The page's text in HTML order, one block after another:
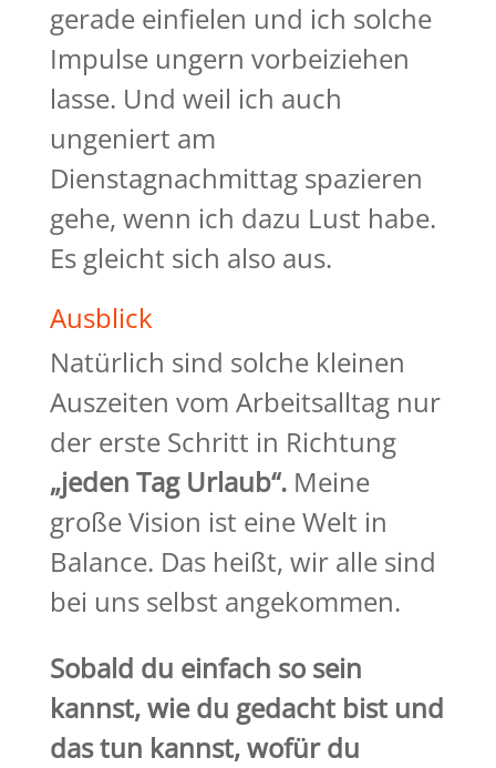
gerade einfielen und ich solche
Impulse ungern vorbeiziehen
lasse. Und weil ich auch
ungeniert am
Dienstagnachmittag spazieren
gehe, wenn ich dazu Lust habe.
Es gleicht sich also aus.
Ausblick
Natürlich sind solche kleinen
Auszeiten vom Arbeitsalltag nur
der erste Schritt in Richtung
„jeden Tag Urlaub“.Meine
große Vision ist eine Welt in
Balance. Das heißt, wir alle sind
bei uns selbst angekommen.
Sobald du einfach so sein
kannst, wie du gedacht bist und
das tun kannst, wofür du